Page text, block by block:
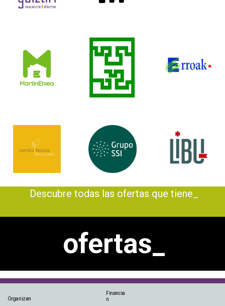
Descubre todas las ofertas que tienen_
ofertas_
Organizan
Financia
n